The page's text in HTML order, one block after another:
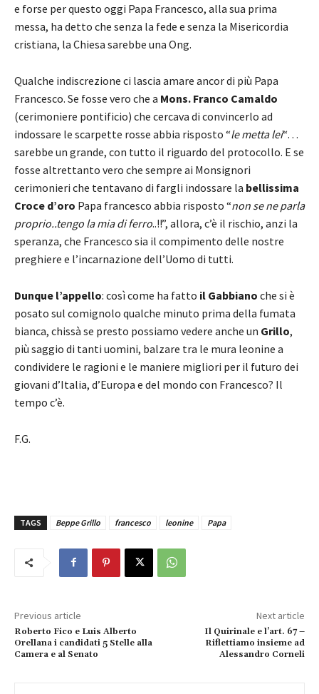
e forse per questo oggi Papa Francesco, alla sua prima
messa, ha detto che senza la fede e senza la Misericordia
cristiana, la Chiesa sarebbe una Ong.
Qualche indiscrezione ci lascia amare ancor di più Papa
Francesco. Se fosse vero che a Mons. Franco Camaldo
(cerimoniere pontificio) che cercava di convincerlo ad
indossare le scarpette rosse abbia risposto “le metta lei“…
sarebbe un grande, con tutto il riguardo del protocollo. E se
fosse altrettanto vero che sempre ai Monsignori
cerimonieri che tentavano di fargli indossare la bellissima
Croce d’oro Papa francesco abbia risposto “non se ne parla
proprio..tengo la mia di ferro..!!”, allora, c’è il rischio, anzi la
speranza, che Francesco sia il compimento delle nostre
preghiere e l’incarnazione dell’Uomo di tutti.
Dunque l’appello: così come ha fatto il Gabbiano che si è
posato sul comignolo qualche minuto prima della fumata
bianca, chissà se presto possiamo vedere anche un Grillo,
più saggio di tanti uomini, balzare tra le mura leonine a
condividere le ragioni e le maniere migliori per il futuro dei
giovani d’Italia, d’Europa e del mondo con Francesco? Il
tempo c’è.
F.G.
TAGS Beppe Grillo francesco leonine Papa
Previous article
Roberto Fico e Luis Alberto
Orellana i candidati 5 Stelle alla
Camera e al Senato
Next article
Il Quirinale e l’art. 67 –
Riflettiamo insieme ad
Alessandro Corneli